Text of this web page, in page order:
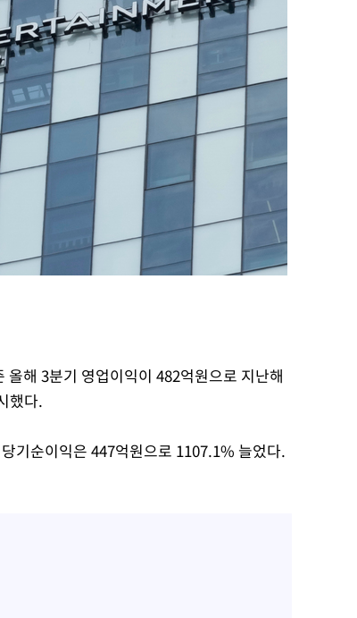
해 3분기 영업이익이 482억원으로 지난해
했다.
기순이익은 447억원으로 1107.1% 늘었다.